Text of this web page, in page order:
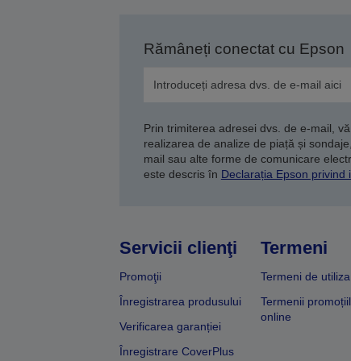
Rămâneți conectat cu Epson
Prin trimiterea adresei dvs. de e-mail,
realizarea de analize de piață și
mail sau alte forme de comunicare
este descris în Declarația Epson privind
Servicii clienţi
Promoţii
Înregistrarea produsului
Verificarea garanției
Înregistrare CoverPlus
Termeni
Termeni de
Termenii
online